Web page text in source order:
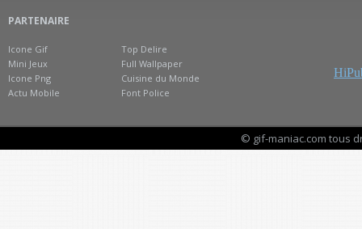
PARTENAIRE
Icone Gif
Mini Jeux
Icone Png
Actu Mobile
Top Delire
Full Wallpaper
Cuisine du Monde
Font Police
© gif-maniac.com tous